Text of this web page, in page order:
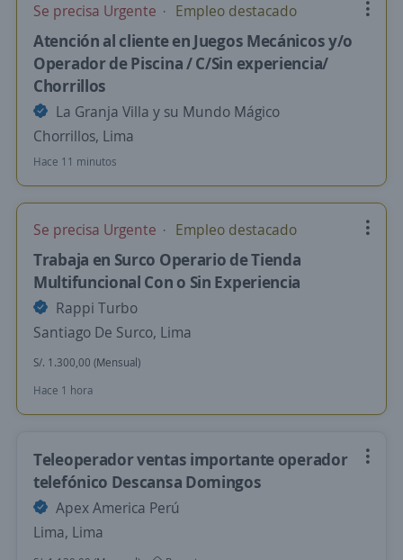
Se precisa Urgente Empleo destacado
Atención al cliente en Juegos Mecánicos y/o
Operador de Piscina / C/Sin experiencia/
Chorrillos
La Granja Villa y su Mundo Mágico
Chorrillos, Lima
Hace 11 minutos
Se precisa Urgente Empleo destacado
Trabaja en Surco Operario de Tienda
Multifuncional Con o Sin Experiencia
Rappi Turbo
Santiago De Surco, Lima
S/. 1.300,00 (Mensual)
Hace 1 hora
Teleoperador ventas importante operador
telefónico Descansa Domingos
Apex America Perú
Lima, Lima